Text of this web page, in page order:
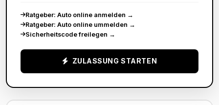
Ratgeber: Auto online anmelden →
Ratgeber: Auto online ummelden →
Sicherheitscode freilegen →
ZULASSUNG STARTEN